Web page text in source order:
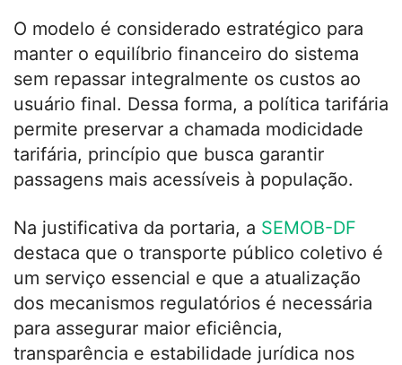
O modelo é considerado estratégico para
manter o equilíbrio financeiro do sistema
sem repassar integralmente os custos ao
usuário final. Dessa forma, a política tarifária
permite preservar a chamada modicidade
tarifária, princípio que busca garantir
passagens mais acessíveis à população.
Na justificativa da portaria, a SEMOB-DF
destaca que o transporte público coletivo é
um serviço essencial e que a atualização
dos mecanismos regulatórios é necessária
para assegurar maior eficiência,
transparência e estabilidade jurídica nos